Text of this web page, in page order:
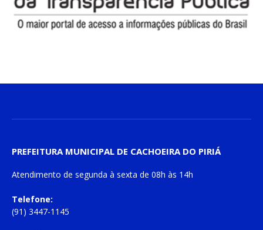
PREFEITURA MUNICIPAL DE CACHOEIRA DO PIRIÁ
Atendimento de segunda à sexta de 08h às 14h
Telefone:
(91) 3447-1145